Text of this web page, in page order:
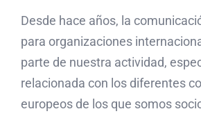
Desde hace años, la
para organizaciones
parte de nuestra actividad,
relacionada con los diferentes
europeos de los que somos